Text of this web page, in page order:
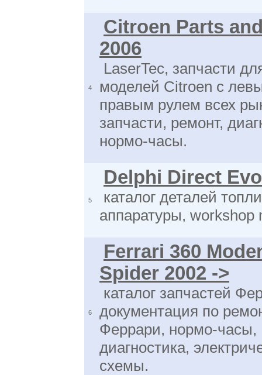
4
Citroen Parts
2006
LaserTec, запчасти
моделей Citroen с
правым рулем всех
запчасти, ремонт,
нормо-часы.
5
Delphi Direct
каталог деталей
аппаратуры, workshop
6
Ferrari 360
Spider 2002 ->
каталог запчастей
документация по
Феррари, нормо-часы,
диагностика,
схемы.